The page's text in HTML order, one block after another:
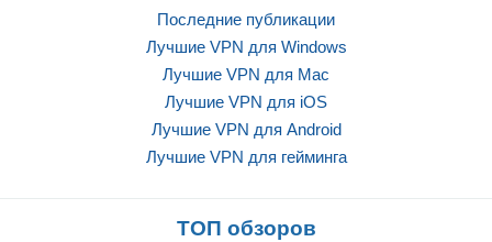
Последние публикации
Лучшие VPN для Windows
Лучшие VPN для Mac
Лучшие VPN для iOS
Лучшие VPN для Android
Лучшие VPN для гейминга
ТОП обзоров